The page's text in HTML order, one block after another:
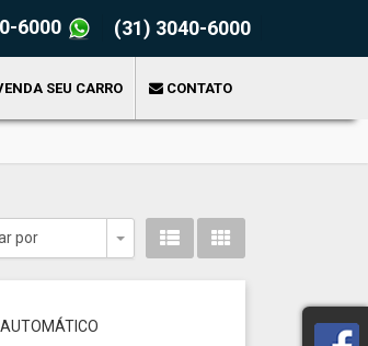
6000 (31) 3040-6000
SEU CARRO CONTATO
por
Toggle Dropdown